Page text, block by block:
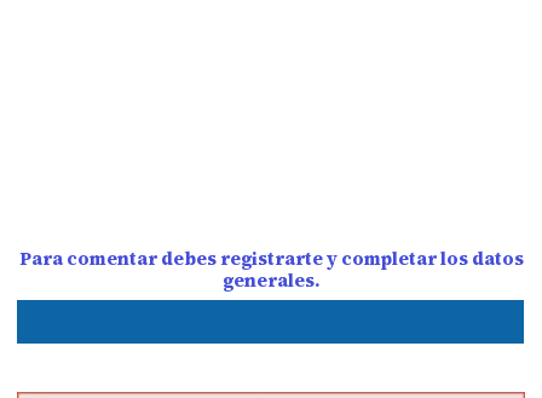
Para comentar debes registrarte y completar los datos
generales.